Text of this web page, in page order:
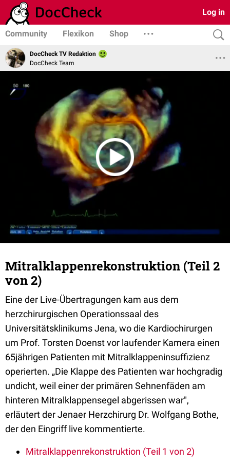
Log in
Community Flexikon Shop
DocCheck TV Redaktion
DocCheck Team
Mitralklappenrekonstruktion (Teil 2
von 2)
Eine der Live-Übertragungen kam aus dem
herzchirurgischen Operationssaal des
Universitätsklinikums Jena, wo die Kardiochirurgen
um Prof. Torsten Doenst vor laufender Kamera einen
65jährigen Patienten mit Mitralklappeninsuffizienz
operierten. „Die Klappe des Patienten war hochgradig
undicht, weil einer der primären Sehnenfäden am
hinteren Mitralklappensegel abgerissen war",
erläutert der Jenaer Herzchirurg Dr. Wolfgang Bothe,
der den Eingriff live kommentierte.
Mitralklappenrekonstruktion (Teil 1 von 2)